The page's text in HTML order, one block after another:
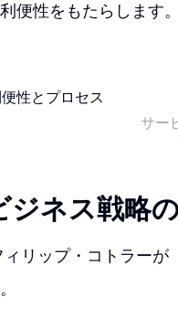
便性をもたらします。
サー
ジネス戦略
リップ・コトラー